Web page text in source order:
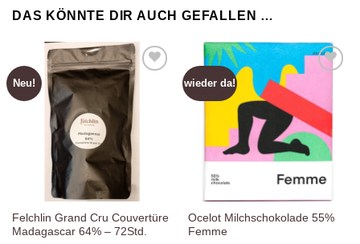
DAS KÖNNTE DIR AUCH GEFALLEN …
Neu!
Zur
Wunschliste
hinzufügen
Felchlin Grand Cru Couvertüre
Madagascar 64% – 72Std.
wieder da!
Wunschliste
hinzufügen
Ocelot Milchschokolade 55%
Femme